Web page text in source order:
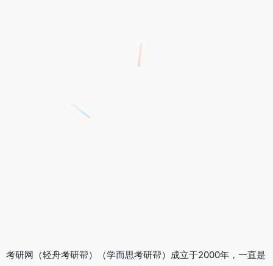
考研网（轻舟考研帮）（学而思考研帮）成立于2000年，一直是